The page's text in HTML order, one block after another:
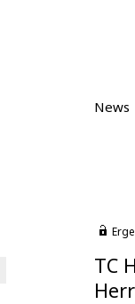
News
TC